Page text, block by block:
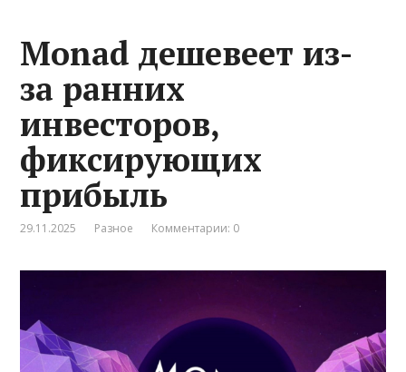
Monad дешевеет из-
за ранних
инвесторов,
фиксирующих
прибыль
29.11.2025 Разное Комментарии: 0